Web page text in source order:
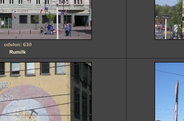
odsłon: 630
Rumilk